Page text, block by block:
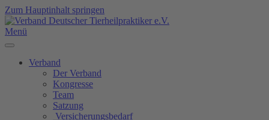
Zum Hauptinhalt springen
Menü
Verband
Der Verband
Kongresse
Team
Satzung
Versicherungsbedarf